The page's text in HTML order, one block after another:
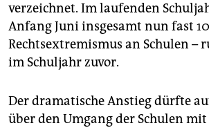
verzeichnet. Im laufenden
Anfang Juni insgesamt nun fast
Rechtsextremismus an Schulen –
im Schuljahr zuvor.
Der dramatische Anstieg dürfte
über den Umgang der Schulen mit